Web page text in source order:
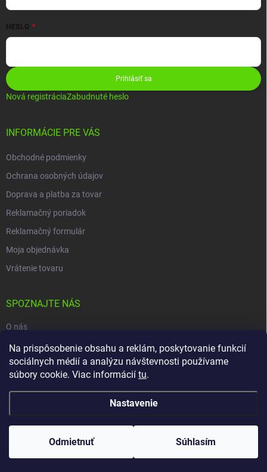
Na prispôsobenie obsahu a reklám, poskytovanie funkcií
sociálnych médií a analýzu návštevnosti používame
súbory cookie. Viac informácií tu.
Nastavenie
Odmietnuť Súhlasím
HESLO
Prihlásiť sa
Nová registráciaZabudnuté heslo
INFORMÁCIE PRE VÁS
Obchodné podmienky
Ochrana osobných údajov
Doprava a platba za tovar
Reklamačný poriadok
Reklamačný formulár
Moja objednávka
Vrátenie tovaru
SPOZNAJTE NÁS
O nás
Naša predajňa
Kontakty
Vytvoril Shoptet
Copyright 2026carpio.sk. Všetky práva vyhradené.Upraviť nastavenie